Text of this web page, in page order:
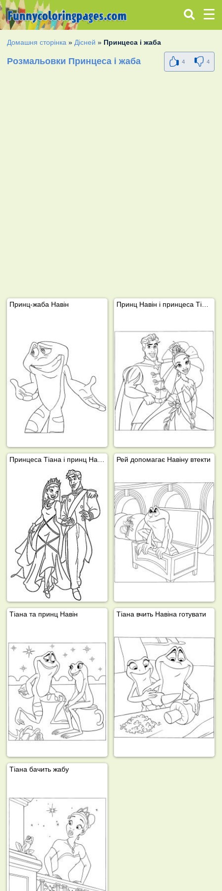
Домашня сторінка » Дісней » Принцеса і жаба
Розмальовки Принцеса і жаба 4 4
Принц-жаба Навін
Рей допомагає Нaвіну втекти
Тіана та принц Навін Тіана вчить Навіна готувати
Тіана бачить жабу